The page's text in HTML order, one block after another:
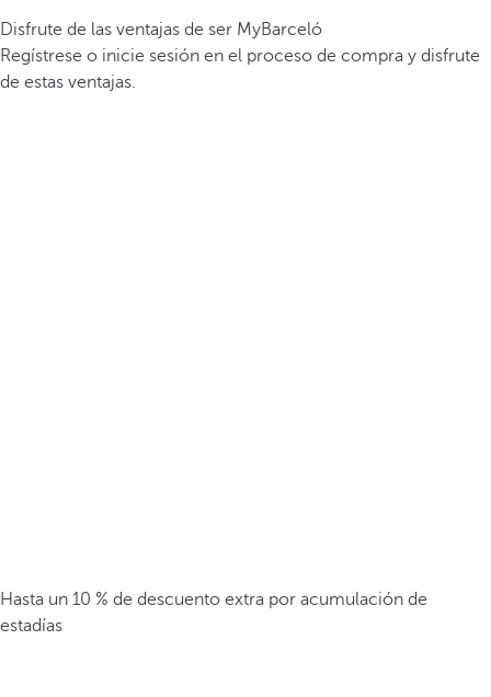
Disfrute de las ventajas de ser MyBarceló
Regístrese o inicie sesión en el proceso de compra y disfrute
de estas ventajas.
Hasta un 10 % de descuento extra por acumulación de
estadías